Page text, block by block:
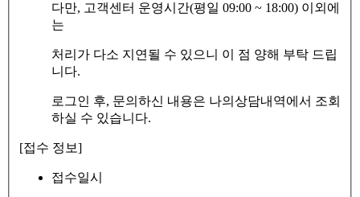
다만, 고객센터 운영시간(평일 09:00 ~ 18:00) 이외에
는
처리가 다소 지연될 수 있으니 이 점 양해 부탁 드립
니다.
로그인 후, 문의하신 내용은 나의상담내역에서 조회
하실 수 있습니다.
[접수 정보]
접수일시